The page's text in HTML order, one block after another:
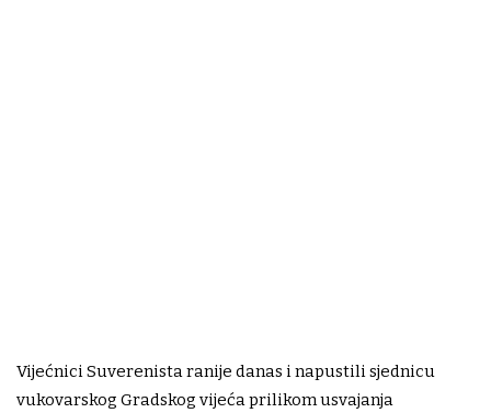
Vijećnici Suverenista ranije danas i napustili sjednicu
vukovarskog Gradskog vijeća prilikom usvajanja